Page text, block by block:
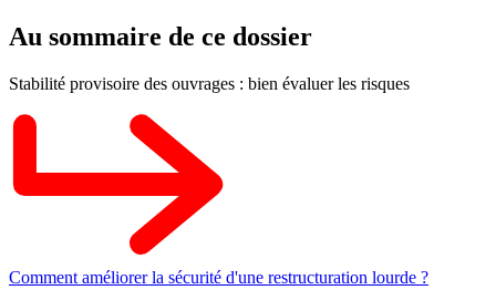
Au sommaire de ce dossier
Stabilité provisoire des ouvrages : bien évaluer les risques
Comment améliorer la sécurité d'une restructuration lourde ?